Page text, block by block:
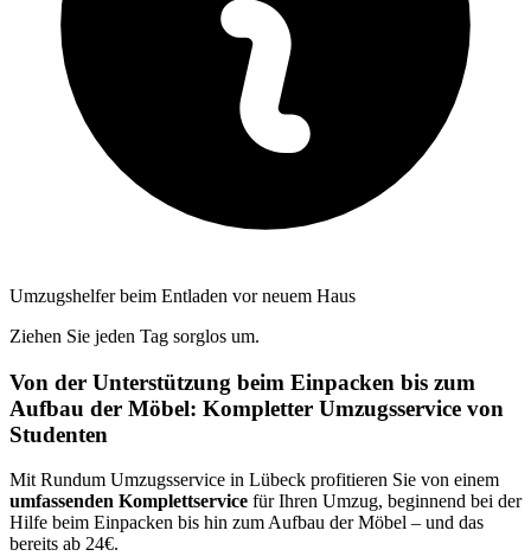
Umzugshelfer beim Entladen vor neuem Haus
Ziehen Sie jeden Tag sorglos um.
Von der Unterstützung beim Einpacken bis zum
Aufbau der Möbel: Kompletter Umzugsservice von
Studenten
Mit Rundum Umzugsservice in Lübeck profitieren Sie von einem
umfassenden Komplettservice für Ihren Umzug, beginnend bei der
Hilfe beim Einpacken bis hin zum Aufbau der Möbel – und das
bereits ab 24€.